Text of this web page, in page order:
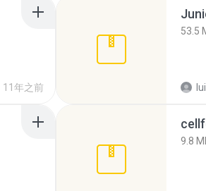
11年之前
53.5
9.8